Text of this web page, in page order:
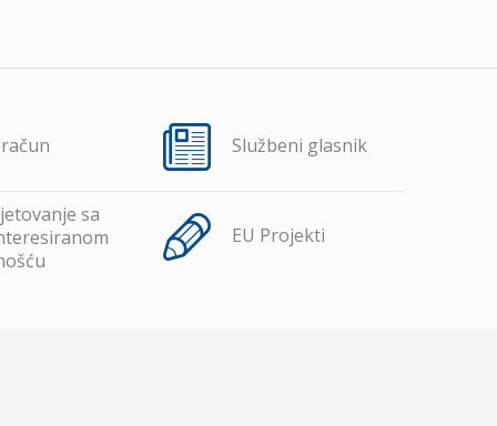
Službeni glasnik
sa
EU Projekti